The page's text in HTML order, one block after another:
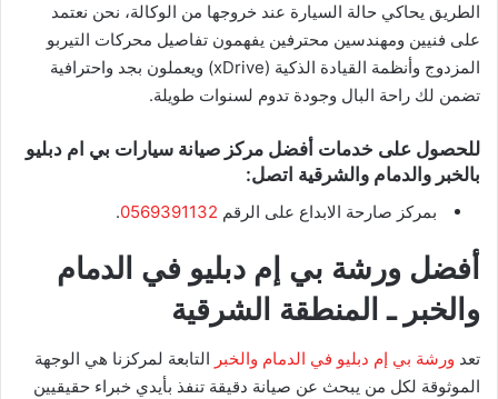
الطريق يحاكي حالة السيارة عند خروجها من الوكالة، نحن نعتمد
على فنيين ومهندسين محترفين يفهمون تفاصيل محركات التيربو
المزدوج وأنظمة القيادة الذكية (xDrive) ويعملون بجد واحترافية
تضمن لك راحة البال وجودة تدوم لسنوات طويلة.
​للحصول على خدمات أفضل مركز صيانة سيارات بي ام دبليو
بالخبر والدمام والشرقية اتصل:
بمركز صارحة الابداع على الرقم 0569391132
.
​أفضل ورشة بي إم دبليو في الدمام
والخبر ـ المنطقة الشرقية
​تعد ورشة بي إم دبليو في الدمام والخبر التابعة لمركزنا هي الوجهة
الموثوقة لكل من يبحث عن صيانة دقيقة تنفذ بأيدي خبراء حقيقيين